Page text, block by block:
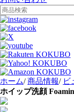
ホーム/ 商品情報/ ビ
ホイップ洗顔